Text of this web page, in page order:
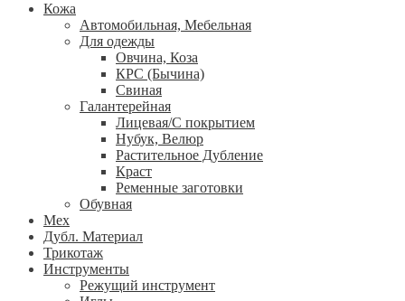
Кожа
Автомобильная, Мебельная
Для одежды
Овчина, Коза
КРС (Бычина)
Свиная
Галантерейная
Лицевая/С покрытием
Нубук, Велюр
Растительное Дубление
Краст
Ременные заготовки
Обувная
Мех
Дубл. Материал
Трикотаж
Инструменты
Режущий инструмент